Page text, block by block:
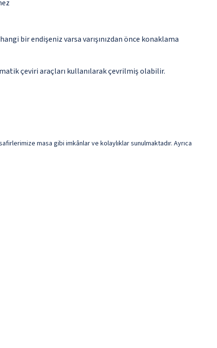
bir endişeniz varsa varışınızdan önce konaklama
çeviri araçları kullanılarak çevrilmiş olabilir.
masa gibi imkânlar ve kolaylıklar sunulmaktadır. Ayrıca